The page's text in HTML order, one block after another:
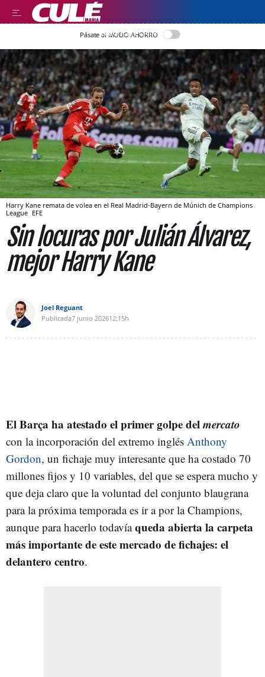
LLEGIR EN CATALÀ
Pásate al MODO AHORRO
Harry Kane remata de volea en el Real Madrid-Bayern de Múnich de Champions
League EFE
Sin locuras por Julián Álvarez,
mejor Harry Kane
Joel Reguant
Publicada7 junio 202612:15h
El Barça ha atestado el primer golpe delmercato
con la incorporación del extremo inglés Anthony
Gordon, un fichaje muy interesante que ha costado 70
millones fijos y 10 variables, del que se espera mucho y
que deja claro que la voluntad del conjunto blaugrana
para la próxima temporada es ir a por la Champions,
aunque para hacerlo todavíaqueda abierta la carpeta
más importante de este mercado de fichajes: el
delantero centro.